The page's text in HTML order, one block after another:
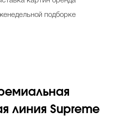
подборке
линия Supreme